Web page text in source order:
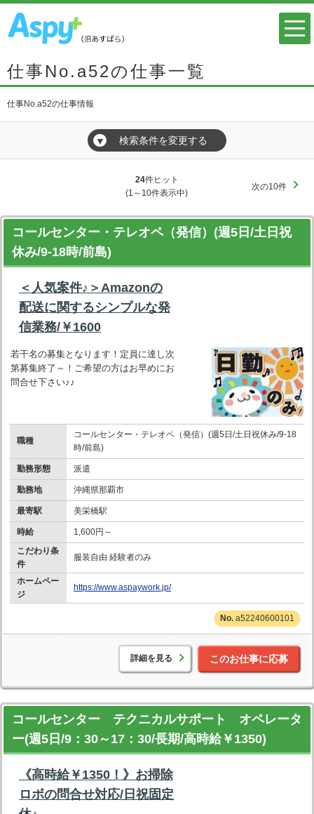
仕事No.a52の仕事一覧
仕事No.a52の仕事情報
▼ 検索条件を変更する
24件ヒット
(1～10件表示中)
次の10件
コールセンター・テレオペ（発信）(週5日/土日祝
休み/9-18時/前島)
＜人気案件♪＞Amazonの
配送に関するシンプルな発
信業務/￥1600
若干名の募集となります！定員に達し次
第募集終了～！ご希望の方はお早めにお
問合せ下さい♪♪
職種
コールセンター・テレオペ（発信）(週5日/土日祝休み/9-18
時/前島)
勤務形態 派遣
勤務地 沖縄県那覇市
最寄駅 美栄橋駅
時給
1,600円～
こだわり条
件
服装自由 経験者のみ
ホームペー
ジ
https://www.aspaywork.jp/
a52240600101
詳細を見る このお仕事に応募
コールセンター テクニカルサポート オペレータ
ー(週5日/9：30～17：30/長期/高時給￥1350)
《高時給￥1350！》お掃除
ロボの問合せ対応/日祝固定